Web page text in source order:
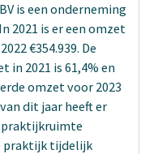
is een onderneming
2021 is er een omzet
€354.939. De
in 2021 is 61,4% en
omzet voor 2023
dit jaar heeft er
praktijkruimte
praktijk tijdelijk